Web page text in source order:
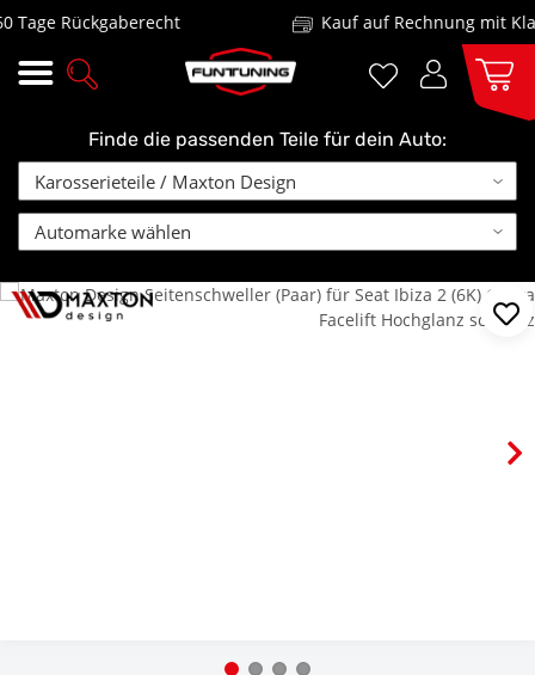
Rückgaberecht Kauf auf Rechnung mit
Finde die passenden Teile für dein Auto: